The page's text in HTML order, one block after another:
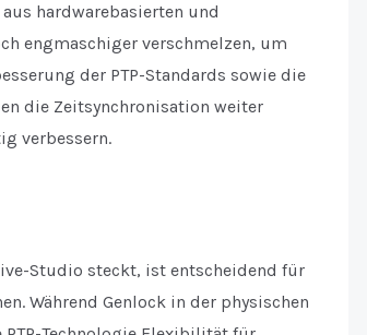
hardwarebasierten und
engmaschiger verschmelzen, um
der PTP-Standards sowie die
die Zeitsynchronisation weiter
verbessern.
Studio steckt, ist entscheidend für
Während Genlock in der physischen